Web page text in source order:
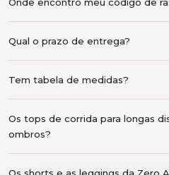
Onde encontro meu código de
Qual o prazo de entrega?
Tem tabela de medidas?
Os tops de corrida para longas
ombros?